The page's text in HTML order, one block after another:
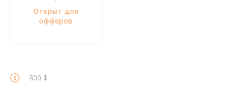
Открыт для
офферов
800 $